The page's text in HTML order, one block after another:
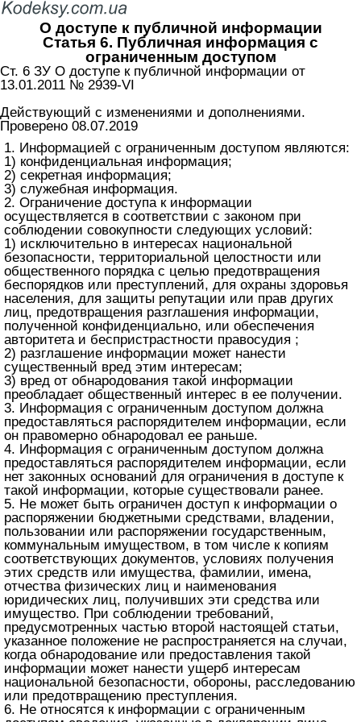
О доступе к публичной информации
Статья 6. Публичная информация с
ограниченным доступом
Ст. 6 ЗУ О доступе к публичной информации от
13.01.2011 № 2939-VI
Действующий с изменениями и дополнениями.
Проверено 08.07.2019
1. Информацией с ограниченным доступом являются:
1) конфиденциальная информация;
2) секретная информация;
3) служебная информация.
2. Ограничение доступа к информации
осуществляется в соответствии с законом при
соблюдении совокупности следующих условий:
1) исключительно в интересах национальной
безопасности, территориальной целостности или
общественного порядка с целью предотвращения
беспорядков или преступлений, для охраны здоровья
населения, для защиты репутации или прав других
лиц, предотвращения разглашения информации,
полученной конфиденциально, или обеспечения
авторитета и беспристрастности правосудия ;
2) разглашение информации может нанести
существенный вред этим интересам;
3) вред от обнародования такой информации
преобладает общественный интерес в ее получении.
3. Информация с ограниченным доступом должна
предоставляться распорядителем информации, если
он правомерно обнародовал ее раньше.
4. Информация с ограниченным доступом должна
предоставляться распорядителем информации, если
нет законных оснований для ограничения в доступе к
такой информации, которые существовали ранее.
5. Не может быть ограничен доступ к информации о
распоряжении бюджетными средствами, владении,
пользовании или распоряжении государственным,
коммунальным имуществом, в том числе к копиям
соответствующих документов, условиях получения
этих средств или имущества, фамилии, имена,
отчества физических лиц и наименования
юридических лиц, получивших эти средства или
имущество. При соблюдении требований,
предусмотренных частью второй настоящей статьи,
указанное положение не распространяется на случаи,
когда обнародование или предоставления такой
информации может нанести ущерб интересам
национальной безопасности, обороны, расследованию
или предотвращению преступления.
6. Не относятся к информации с ограниченным